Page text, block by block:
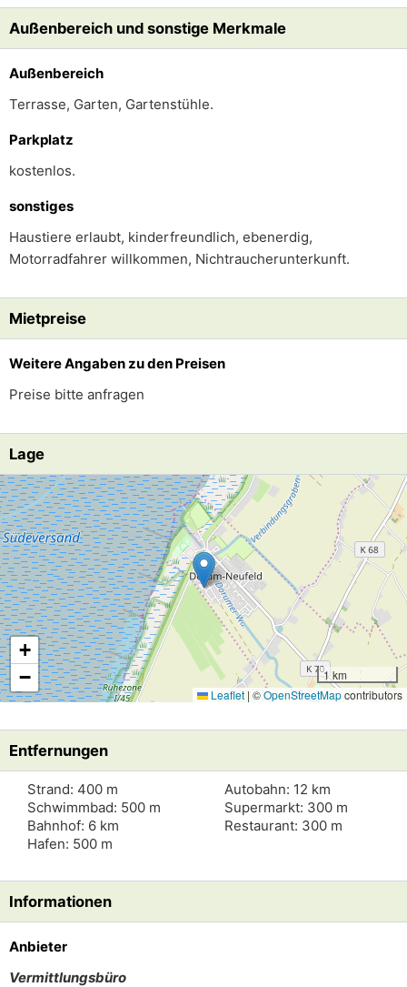
Außenbereich und sonstige Merkmale
Außenbereich
Terrasse, Garten, Gartenstühle.
Parkplatz
kostenlos.
sonstiges
Haustiere erlaubt, kinderfreundlich, ebenerdig,
Motorradfahrer willkommen, Nichtraucherunterkunft.
Mietpreise
Weitere Angaben zu den Preisen
Preise bitte anfragen
Lage
Lade Lageplan
+
−
1 km
Leaflet | ©OpenStreetMapcontributors
Entfernungen
Strand: 400 m
Schwimmbad: 500 m
Bahnhof: 6 km
Hafen: 500 m
Autobahn: 12 km
Supermarkt: 300 m
Restaurant: 300 m
Informationen
Anbieter
Vermittlungsbüro